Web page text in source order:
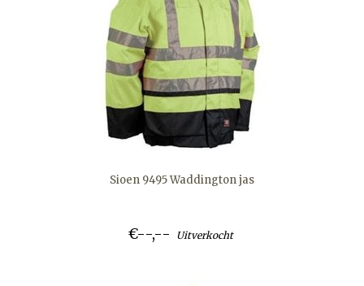
Sioen 9495 Waddington jas
€--,-- Uitverkocht